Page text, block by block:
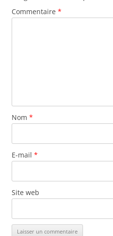
Commentaire *
Nom *
E-mail *
Site web